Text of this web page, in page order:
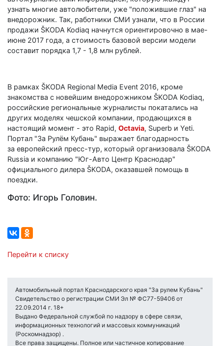
узнать многие автолюбители, уже "положившие глаз" на
внедорожник. Так, работники СМИ узнали, что в России
продажи ŠKODA Kodiaq начнутся ориентировочно в мае-
июне 2017 года, а стоимость базовой версии модели
составит порядка 1,7 - 1,8 млн рублей.
В рамках ŠKODA Regional Media Event 2016, кроме
знакомства с новейшим внедорожником ŠKODA Kodiaq,
российские региональные журналисты покатались на
других моделях чешской компании, продающихся в
настоящий момент - это Rapid, Octavia, Superb и Yeti.
Портал "За Рулём Кубань" выражает благодарность
за европейский пресс-тур, который организовала ŠKODA
Russia и компанию "Юг-Авто Центр Краснодар"
официального дилера ŠKODA, оказавшей помощь в
поездки.
Фото: Игорь Головин.
Перейти к списку
Автомобильный портал Краснодарского края "За рулем Кубань"
Свидетельство о регистрации СМИ Эл № ФС77-59406 от
22.09.2014 г. 18+
Выдано Федеральной службой по надзору в сфере связи,
информационных технологий и массовых коммуникаций
(Роскомнадзор) .
Все права защищены. Полное или частичное копирование